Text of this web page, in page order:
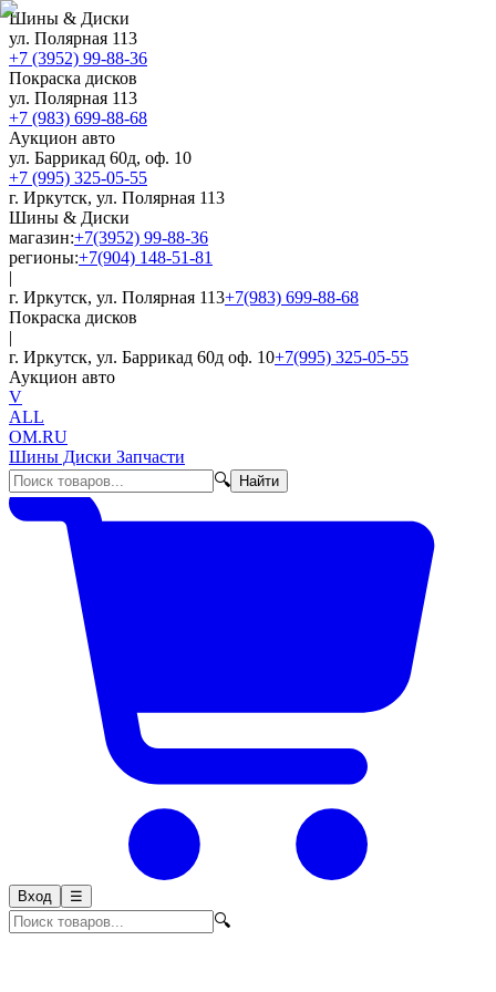
Шины & Диски
ул. Полярная 113
+7 (3952) 99-88-36
Покраска дисков
ул. Полярная 113
+7 (983) 699-88-68
Аукцион авто
ул. Баррикад 60д, оф. 10
+7 (995) 325-05-55
г. Иркутск, ул. Полярная 113
Шины & Диски
магазин:+7(3952) 99-88-36
регионы:+7(904) 148-51-81
|
г. Иркутск, ул. Полярная 113+7(983) 699-88-68
Покраска дисков
|
г. Иркутск, ул. Баррикад 60д оф. 10+7(995) 325-05-55
Аукцион авто
V
ALL
OM.RU
Шины Диски Запчасти
🔍
Найти
Вход ☰
🔍